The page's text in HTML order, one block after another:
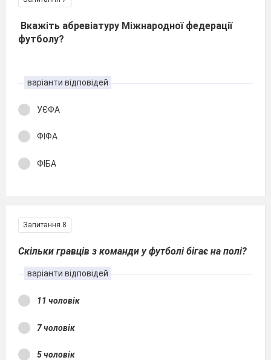
Вкажіть абревіатуру Міжнародної федерації
футболу?
варіанти відповідей
УЄФА
ФІФА
ФІБА
Запитання 8
Скільки гравців з команди у футболі бігає на полі?
варіанти відповідей
11 чоловік
7 чоловік
5 чоловік